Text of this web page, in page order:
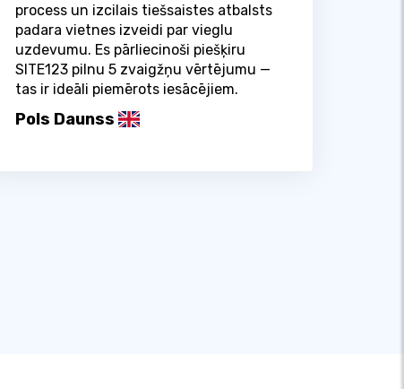
process un izcilais tiešsaistes atbalsts
padara vietnes izveidi par vieglu
uzdevumu. Es pārliecinoši piešķiru
SITE123 pilnu 5 zvaigžņu vērtējumu —
tas ir ideāli piemērots iesācējiem.
Pols Daunss